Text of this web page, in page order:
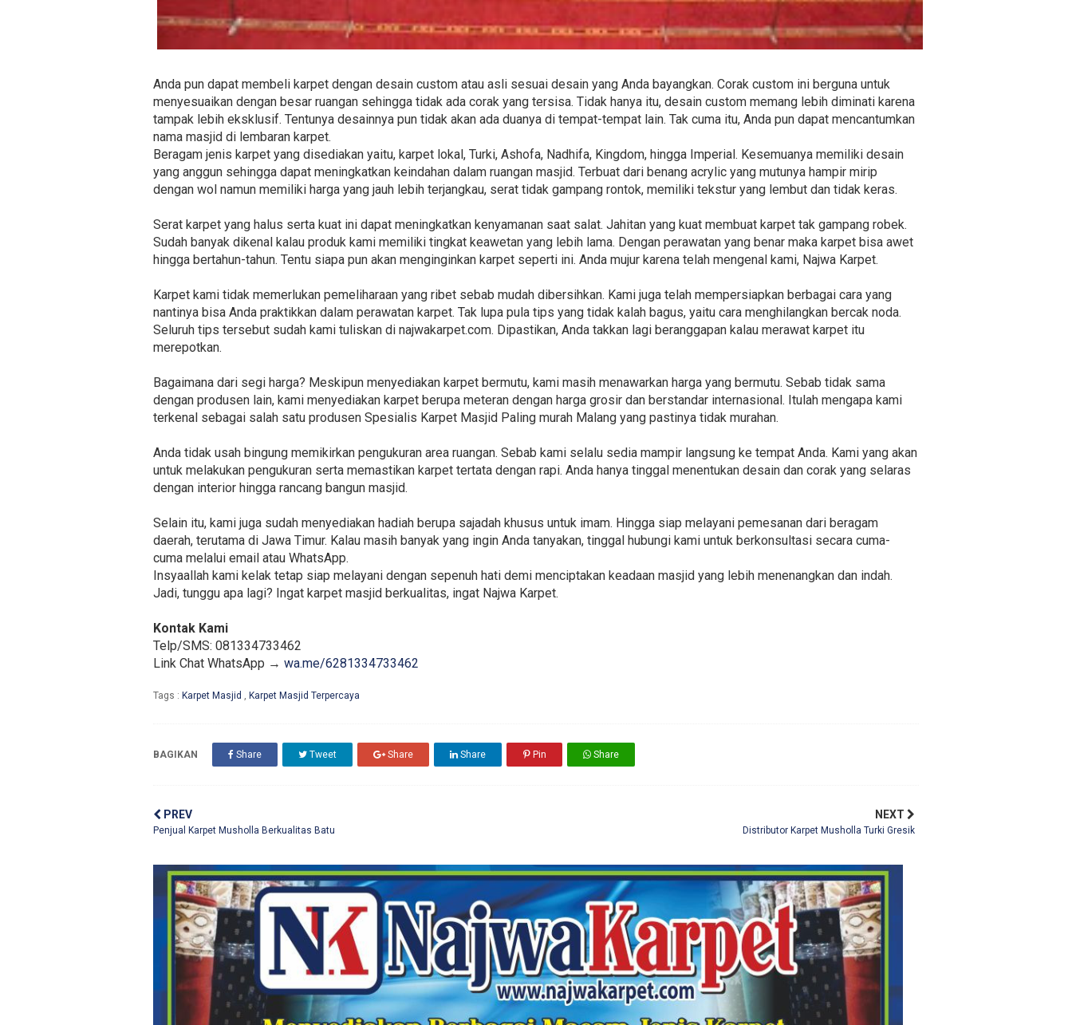
Anda pun dapat membeli karpet dengan desain custom atau asli sesuai desain yang Anda bayangkan. Corak custom ini berguna untuk
menyesuaikan dengan besar ruangan sehingga tidak ada corak yang tersisa. Tidak hanya itu, desain custom memang lebih diminati karena
tampak lebih eksklusif. Tentunya desainnya pun tidak akan ada duanya di tempat-tempat lain. Tak cuma itu, Anda pun dapat mencantumkan
nama masjid di lembaran karpet.
Beragam jenis karpet yang disediakan yaitu, karpet lokal, Turki, Ashofa, Nadhifa, Kingdom, hingga Imperial. Kesemuanya memiliki desain
yang anggun sehingga dapat meningkatkan keindahan dalam ruangan masjid. Terbuat dari benang acrylic yang mutunya hampir mirip
dengan wol namun memiliki harga yang jauh lebih terjangkau, serat tidak gampang rontok, memiliki tekstur yang lembut dan tidak keras.
Serat karpet yang halus serta kuat ini dapat meningkatkan kenyamanan saat salat. Jahitan yang kuat membuat karpet tak gampang robek.
Sudah banyak dikenal kalau produk kami memiliki tingkat keawetan yang lebih lama. Dengan perawatan yang benar maka karpet bisa awet
hingga bertahun-tahun. Tentu siapa pun akan menginginkan karpet seperti ini. Anda mujur karena telah mengenal kami, Najwa Karpet.
Karpet kami tidak memerlukan pemeliharaan yang ribet sebab mudah dibersihkan. Kami juga telah mempersiapkan berbagai cara yang
nantinya bisa Anda praktikkan dalam perawatan karpet. Tak lupa pula tips yang tidak kalah bagus, yaitu cara menghilangkan bercak noda.
Seluruh tips tersebut sudah kami tuliskan di najwakarpet.com. Dipastikan, Anda takkan lagi beranggapan kalau merawat karpet itu
merepotkan.
Bagaimana dari segi harga? Meskipun menyediakan karpet bermutu, kami masih menawarkan harga yang bermutu. Sebab tidak sama
dengan produsen lain, kami menyediakan karpet berupa meteran dengan harga grosir dan berstandar internasional. Itulah mengapa kami
terkenal sebagai salah satu produsen Spesialis Karpet Masjid Paling murah Malang yang pastinya tidak murahan.
Anda tidak usah bingung memikirkan pengukuran area ruangan. Sebab kami selalu sedia mampir langsung ke tempat Anda. Kami yang akan
untuk melakukan pengukuran serta memastikan karpet tertata dengan rapi. Anda hanya tinggal menentukan desain dan corak yang selaras
dengan interior hingga rancang bangun masjid.
Selain itu, kami juga sudah menyediakan hadiah berupa sajadah khusus untuk imam. Hingga siap melayani pemesanan dari beragam
daerah, terutama di Jawa Timur. Kalau masih banyak yang ingin Anda tanyakan, tinggal hubungi kami untuk berkonsultasi secara cuma-
cuma melalui email atau WhatsApp.
Insyaallah kami kelak tetap siap melayani dengan sepenuh hati demi menciptakan keadaan masjid yang lebih menenangkan dan indah.
Jadi, tunggu apa lagi? Ingat karpet masjid berkualitas, ingat Najwa Karpet.
Kontak Kami
Telp/SMS: 081334733462
Link Chat WhatsApp → wa.me/6281334733462
Tags : Karpet Masjid , Karpet Masjid Terpercaya
BAGIKAN Share Tweet Share Share Pin Share
PREV
Penjual Karpet Musholla Berkualitas Batu
NEXT
Distributor Karpet Musholla Turki Gresik